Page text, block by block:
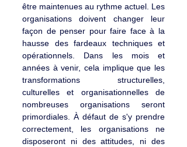
être maintenues au rythme actuel. Les
organisations doivent changer leur
façon de penser pour faire face à la
hausse des fardeaux techniques et
opérationnels. Dans les mois et
années à venir, cela implique que les
transformations structurelles,
culturelles et organisationnelles de
nombreuses organisations seront
primordiales. À défaut de s'y prendre
correctement, les organisations ne
disposeront ni des attitudes, ni des